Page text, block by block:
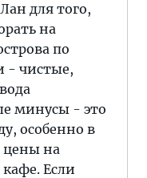
для того,
на
по
- чистые,
минусы - это
особенно в
цены на
Если